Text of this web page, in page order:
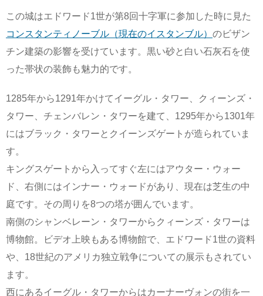
この城はエドワード1世が第8回十字軍に参加した時に見た
コンスタンティノーブル（現在のイスタンブル） のビザン
チン建築の影響を受けています。黒い砂と白い石灰石を使
った帯状の装飾も魅力的です。
1285年から1291年かけてイーグル・タワー、クィーンズ・
タワー、チェンバレン・タワーを建て、1295年から1301年
にはブラック・タワーとクイーンズゲートが造られていま
す。
キングスゲートから入ってすぐ左にはアウター・ウォー
ド、右側にはインナー・ウォードがあり、現在は芝生の中
庭です。その周りを8つの塔が囲んでいます。
南側のシャンベレーン・タワーからクィーンズ・タワーは
博物館。ビデオ上映もある博物館で、エドワード1世の資料
や、18世紀のアメリカ独立戦争についての展示もされてい
ます。
西にあるイーグル・タワーからはカーナーヴォンの街を一